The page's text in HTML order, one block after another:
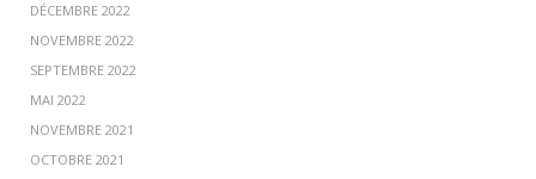
DÉCEMBRE 2022
NOVEMBRE 2022
SEPTEMBRE 2022
MAI 2022
NOVEMBRE 2021
OCTOBRE 2021